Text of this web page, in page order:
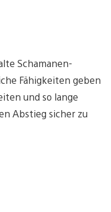
Schamanen-
Fähigkeiten geben
und so lange
Abstieg sicher zu